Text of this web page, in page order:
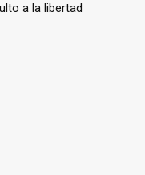
a la libertad